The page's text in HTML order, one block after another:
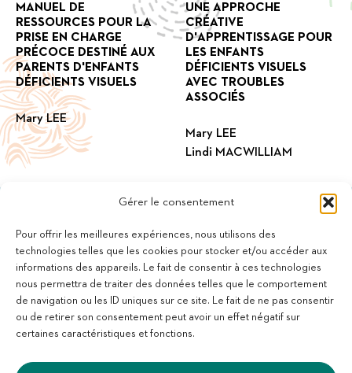
Gérer le consentement
Pour offrir les meilleures expériences, nous utilisons des
technologies telles que les cookies pour stocker et/ou accéder aux
informations des appareils. Le fait de consentir à ces technologies
nous permettra de traiter des données telles que le comportement
de navigation ou les ID uniques sur ce site. Le fait de ne pas consentir
ou de retirer son consentement peut avoir un effet négatif sur
certaines caractéristiques et fonctions.
MANUEL DE
RESSOURCES POUR LA
PRISE EN CHARGE
PRÉCOCE DESTINÉ AUX
PARENTS D'ENFANTS
DÉFICIENTS VISUELS
Mary LEE
UNE APPROCHE
CRÉATIVE
D'APPRENTISSAGE POUR
LES ENFANTS
DÉFICIENTS VISUELS
AVEC TROUBLES
ASSOCIÉS
Mary LEE
Lindi MACWILLIAM
11 bis Rue des Novalles
21240 Talant - France
+33 (0)3 80 59 22 88
Membre de la Fédération des Aveugles de France
Membre du collectif Les Éditeurs Atypiques